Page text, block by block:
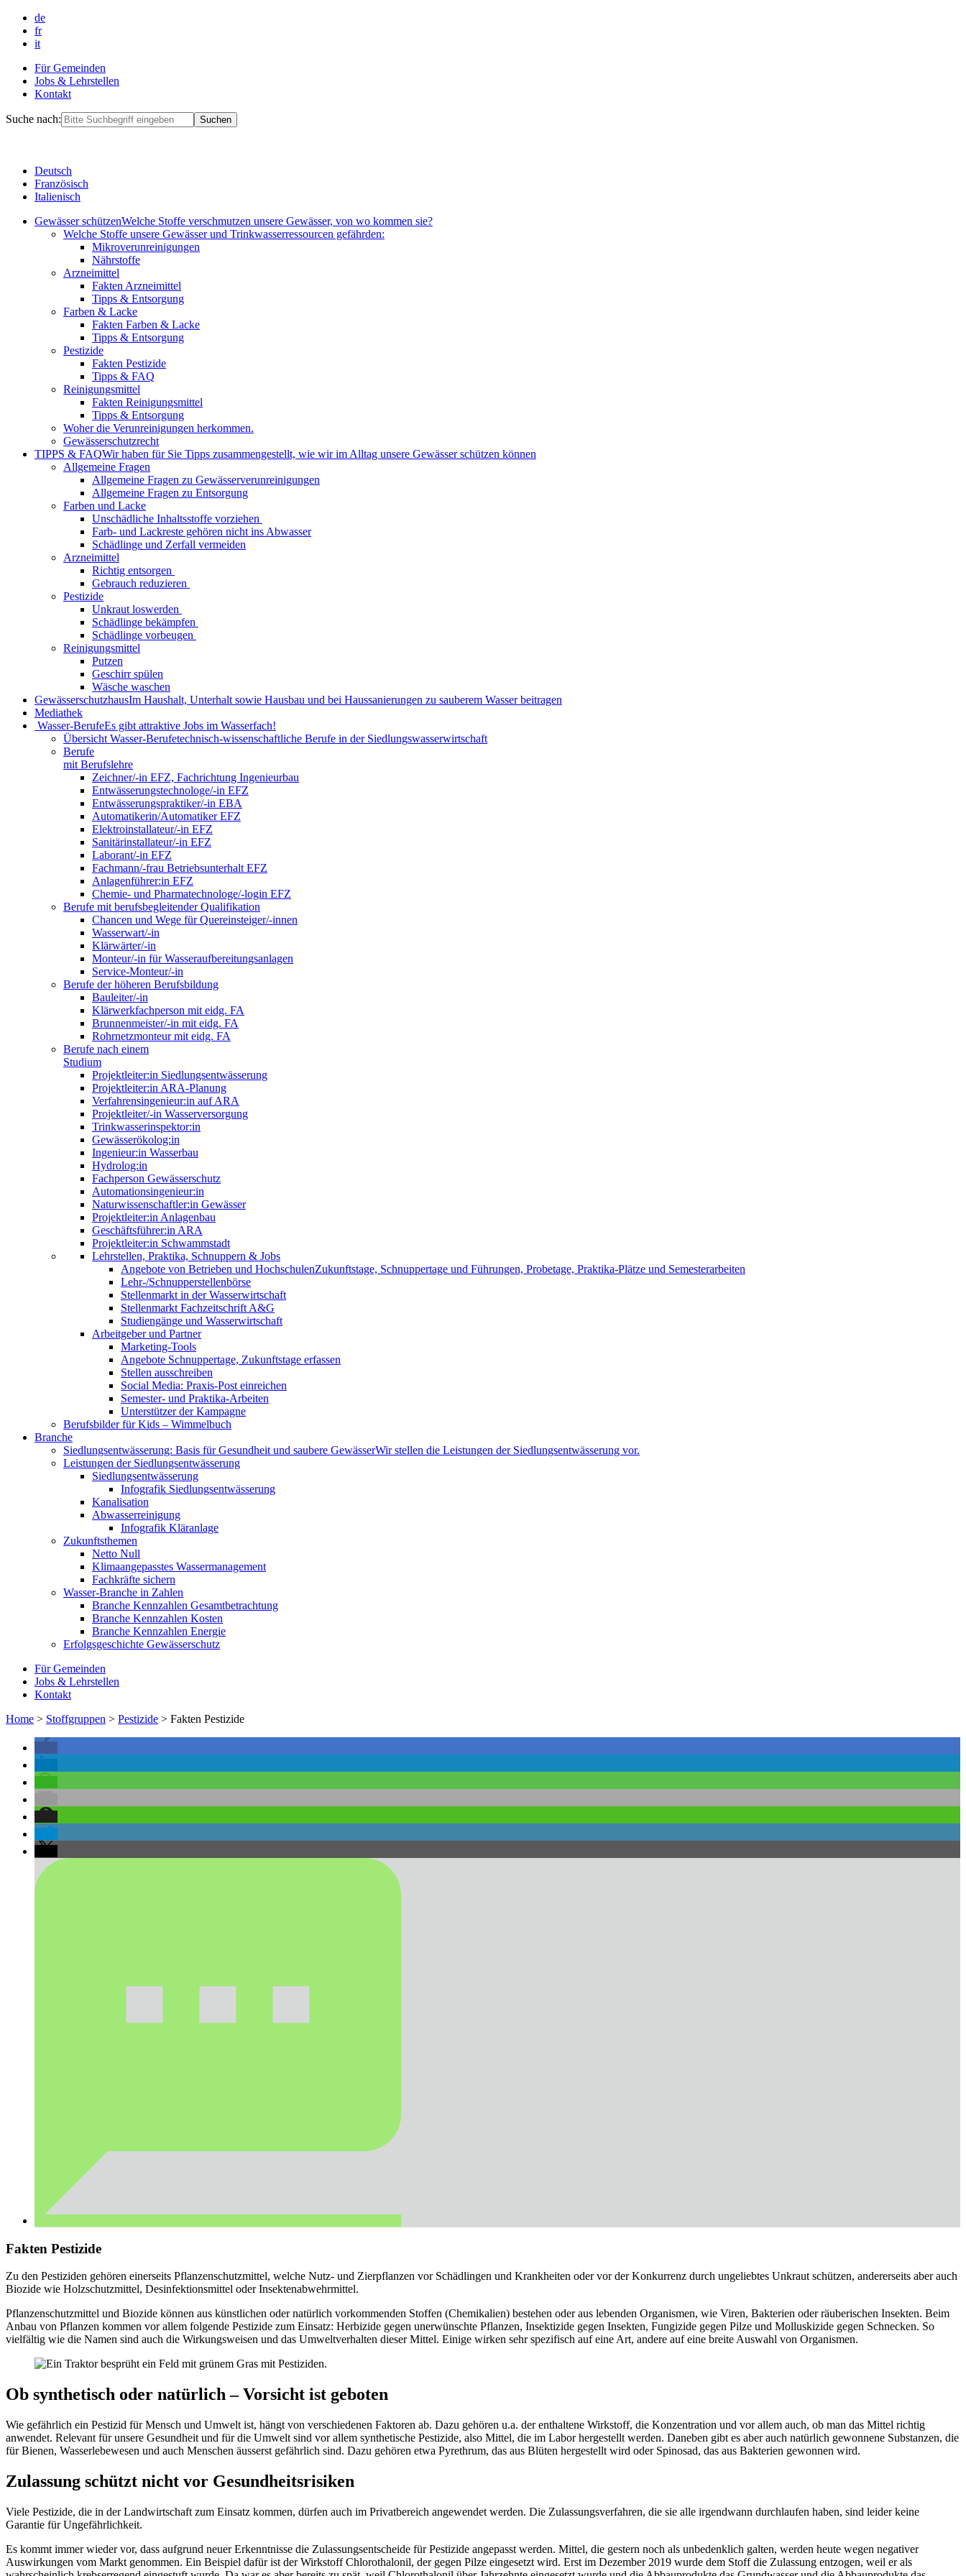
de
fr
it
Für Gemeinden
Jobs & Lehrstellen
Kontakt
Suche nach:
Deutsch
Französisch
Italienisch
Gewässer schützenWelche Stoffe verschmutzen unsere Gewässer, von wo kommen sie?
Welche Stoffe unsere Gewässer und Trinkwasserressourcen gefährden:
Mikroverunreinigungen
Nährstoffe
Arzneimittel
Fakten Arzneimittel
Tipps & Entsorgung
Farben & Lacke
Fakten Farben & Lacke
Tipps & Entsorgung
Pestizide
Fakten Pestizide
Tipps & FAQ
Reinigungsmittel
Fakten Reinigungsmittel
Tipps & Entsorgung
Woher die Verunreinigungen herkommen.
Gewässerschutzrecht
TIPPS & FAQWir haben für Sie Tipps zusammengestellt, wie wir im Alltag unsere Gewässer schützen können
Allgemeine Fragen
Allgemeine Fragen zu Gewässerverunreinigungen
Allgemeine Fragen zu Entsorgung
Farben und Lacke
Unschädliche Inhaltsstoffe vorziehen
Farb- und Lackreste gehören nicht ins Abwasser
Schädlinge und Zerfall vermeiden
Arzneimittel
Richtig entsorgen
Gebrauch reduzieren
Pestizide
Unkraut loswerden
Schädlinge bekämpfen
Schädlinge vorbeugen
Reinigungsmittel
Putzen
Geschirr spülen
Wäsche waschen
GewässerschutzhausIm Haushalt, Unterhalt sowie Hausbau und bei Haussanierungen zu sauberem Wasser beitragen
Mediathek
Wasser-BerufeEs gibt attraktive Jobs im Wasserfach!
Übersicht Wasser-Berufetechnisch-wissenschaftliche Berufe in der Siedlungswasserwirtschaft
Berufe
mit Berufslehre
Zeichner/-in EFZ, Fachrichtung Ingenieurbau
Entwässerungstechnologe/-in EFZ
Entwässerungspraktiker/-in EBA
Automatikerin/Automatiker EFZ
Elektroinstallateur/-in EFZ
Sanitärinstallateur/-in EFZ
Laborant/-in EFZ
Fachmann/-frau Betriebsunterhalt EFZ
Anlagenführer:in EFZ
Chemie- und Pharmatechnologe/-login EFZ
Berufe mit berufsbegleitender Qualifikation
Chancen und Wege für Quereinsteiger/-innen
Wasserwart/-in
Klärwärter/-in
Monteur/-in für Wasseraufbereitungsanlagen
Service-Monteur/-in
Berufe der höheren Berufsbildung
Bauleiter/-in
Klärwerkfachperson mit eidg. FA
Brunnenmeister/-in mit eidg. FA
Rohrnetzmonteur mit eidg. FA
Berufe nach einem
Studium
Projektleiter:in Siedlungsentwässerung
Projektleiter:in ARA-Planung
Verfahrensingenieur:in auf ARA
Projektleiter/-in Wasserversorgung
Trinkwasserinspektor:in
Gewässerökolog:in
Ingenieur:in Wasserbau
Hydrolog:in
Fachperson Gewässerschutz
Automationsingenieur:in
Naturwissenschaftler:in Gewässer
Projektleiter:in Anlagenbau
Geschäftsführer:in ARA
Projektleiter:in Schwammstadt
Lehrstellen, Praktika, Schnuppern & Jobs
Angebote von Betrieben und HochschulenZukunftstage, Schnuppertage und Führungen, Probetage, Praktika-Plätze und Semesterarbeiten
Lehr-/Schnupperstellenbörse
Stellenmarkt in der Wasserwirtschaft
Stellenmarkt Fachzeitschrift A&G
Studiengänge und Wasserwirtschaft
Arbeitgeber und Partner
Marketing-Tools
Angebote Schnuppertage, Zukunftstage erfassen
Stellen ausschreiben
Social Media: Praxis-Post einreichen
Semester- und Praktika-Arbeiten
Unterstützer der Kampagne
Berufsbilder für Kids – Wimmelbuch
Branche
Siedlungsentwässerung: Basis für Gesundheit und saubere GewässerWir stellen die Leistungen der Siedlungsentwässerung vor.
Leistungen der Siedlungsentwässerung
Siedlungsentwässerung
Infografik Siedlungsentwässerung
Kanalisation
Abwasserreinigung
Infografik Kläranlage
Zukunftsthemen
Netto Null
Klimaangepasstes Wassermanagement
Fachkräfte sichern
Wasser-Branche in Zahlen
Branche Kennzahlen Gesamtbetrachtung
Branche Kennzahlen Kosten
Branche Kennzahlen Energie
Erfolgsgeschichte Gewässerschutz
Für Gemeinden
Jobs & Lehrstellen
Kontakt
Home > Stoffgruppen > Pestizide > Fakten Pestizide
Fakten Pestizide
Zu den Pestiziden gehören einerseits Pflanzenschutzmittel, welche Nutz- und Zierpflanzen vor Schädlingen und Krankheiten oder vor der Konkurrenz durch ungeliebtes Unkraut schützen, andererseits aber auch
Biozide wie Holzschutzmittel, Desinfektionsmittel oder Insektenabwehrmittel.
Pflanzenschutzmittel und Biozide können aus künstlichen oder natürlich vorkommenden Stoffen (Chemikalien) bestehen oder aus lebenden Organismen, wie Viren, Bakterien oder räuberischen Insekten. Beim
Anbau von Pflanzen kommen vor allem folgende Pestizide zum Einsatz: Herbizide gegen unerwünschte Pflanzen, Insektizide gegen Insekten, Fungizide gegen Pilze und Molluskizide gegen Schnecken. So
vielfältig wie die Namen sind auch die Wirkungsweisen und das Umweltverhalten dieser Mittel. Einige wirken sehr spezifisch auf eine Art, andere auf eine breite Auswahl von Organismen.
Ob synthetisch oder natürlich – Vorsicht ist geboten
Wie gefährlich ein Pestizid für Mensch und Umwelt ist, hängt von verschiedenen Faktoren ab. Dazu gehören u.a. der enthaltene Wirkstoff, die Konzentration und vor allem auch, ob man das Mittel richtig
anwendet. Relevant für unsere Gesundheit und für die Umwelt sind vor allem synthetische Pestizide, also Mittel, die im Labor hergestellt werden. Daneben gibt es aber auch natürlich gewonnene Substanzen, die
für Bienen, Wasserlebewesen und auch Menschen äusserst gefährlich sind. Dazu gehören etwa Pyrethrum, das aus Blüten hergestellt wird oder Spinosad, das aus Bakterien gewonnen wird.
Zulassung schützt nicht vor Gesundheitsrisiken
Viele Pestizide, die in der Landwirtschaft zum Einsatz kommen, dürfen auch im Privatbereich angewendet werden. Die Zulassungsverfahren, die sie alle irgendwann durchlaufen haben, sind leider keine
Garantie für Ungefährlichkeit.
Es kommt immer wieder vor, dass aufgrund neuer Erkenntnisse die Zulassungsentscheide für Pestizide angepasst werden. Mittel, die gestern noch als unbedenklich galten, werden heute wegen negativer
Auswirkungen vom Markt genommen. Ein Beispiel dafür ist der Wirkstoff Chlorothalonil, der gegen Pilze eingesetzt wird. Erst im Dezember 2019 wurde dem Stoff die Zulassung entzogen, weil er als